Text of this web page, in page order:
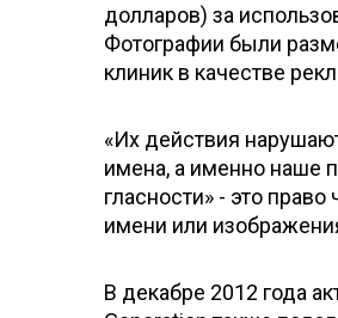
долларов) за
Фотографии были
клиник в качестве
«Их действия
имена, а именно наше
гласности» - это
имени или
В декабре 2012 года